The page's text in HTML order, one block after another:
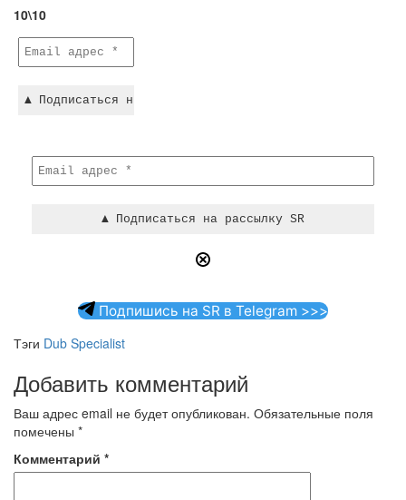
10\10
Подпишись на SR в Telegram >>>
Тэги Dub Specialist
Добавить комментарий
Ваш адрес email не будет опубликован. Обязательные поля
помечены *
Комментарий *